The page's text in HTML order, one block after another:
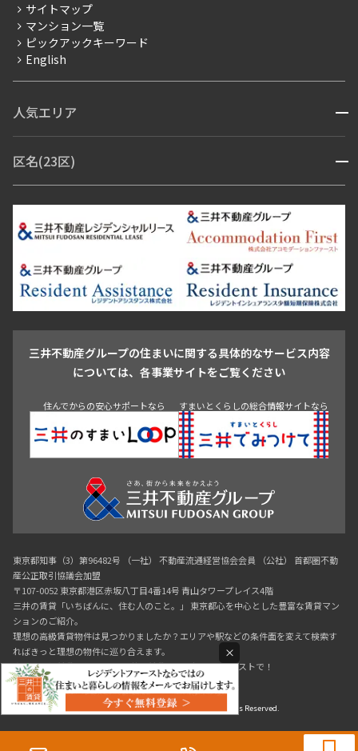
0120-321-719
9:30~18:00（水曜定休）
賃料改定
フリーレント
ペット可
ブランドマンション
サイトマップ
マンション一覧
ピックアックキーワード
English
人気エリア 開閉
青山・表参道・原宿
市ヶ谷・神楽坂・飯田橋
三田・芝・浜松町
芝浦・汐留・品川
月島・勝どき・豊洲
本郷・春日・小石川
目白・高田馬場・早稲田
池尻大橋・三軒茶屋
祐天寺・学芸大学・自由が丘
駒沢・用賀・二子玉川
成城・砧
池袋・板橋・王子
青山 渋谷 東京・大手町 新宿 品川
目黒・中目黒
区名(23区) 開閉
江東区 台東区 墨田区
中野区
豊島区
杉並区 板橋区 練馬区 荒川区
足立区
葛飾区
江戸川区
三井不動産グループの住まいに関する具体的なサービス内容
については、各事業サイトをご覧ください
住んでからの安心サポートなら すまいとくらしの総合情報サイトなら
東京都知事（3）第96482号 （一社） 不動産流通経営協会会員 （公社） 首都圏不動
産公正取引協議会加盟
〒107-0052 東京都港区赤坂八丁目4番14号 青山タワープレイス4階
三井の賃貸「いちばんに、住む人のこと。」 東京都心を中心とした豊富な賃貸マン
ションのご紹介。
理想の高級賃貸物件は見つかりましたか？エリアや駅などの条件面を変えて検索す
ればきっと理想の物件に巡り合えます。
都心の高級賃貸物件探しは[三井の賃貸]レジデントファーストで！
Copyright © RESIDENT FIRST Co.,Ltd. All Rights Reserved.
×